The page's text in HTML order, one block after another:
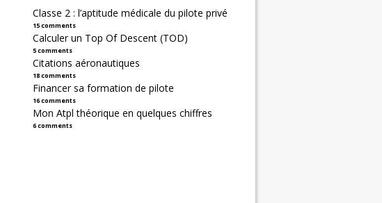
Classe 2 : l’aptitude médicale du pilote privé
15 comments
Calculer un Top Of Descent (TOD)
5 comments
Citations aéronautiques
18 comments
Financer sa formation de pilote
16 comments
Mon Atpl théorique en quelques chiffres
6 comments